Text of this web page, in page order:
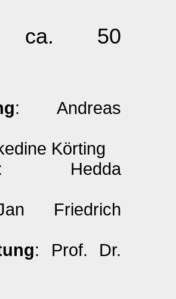
50
: Andreas
Körting
Hedda
Friedrich
: Prof. Dr.